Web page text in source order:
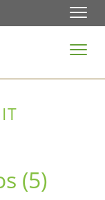
(5)